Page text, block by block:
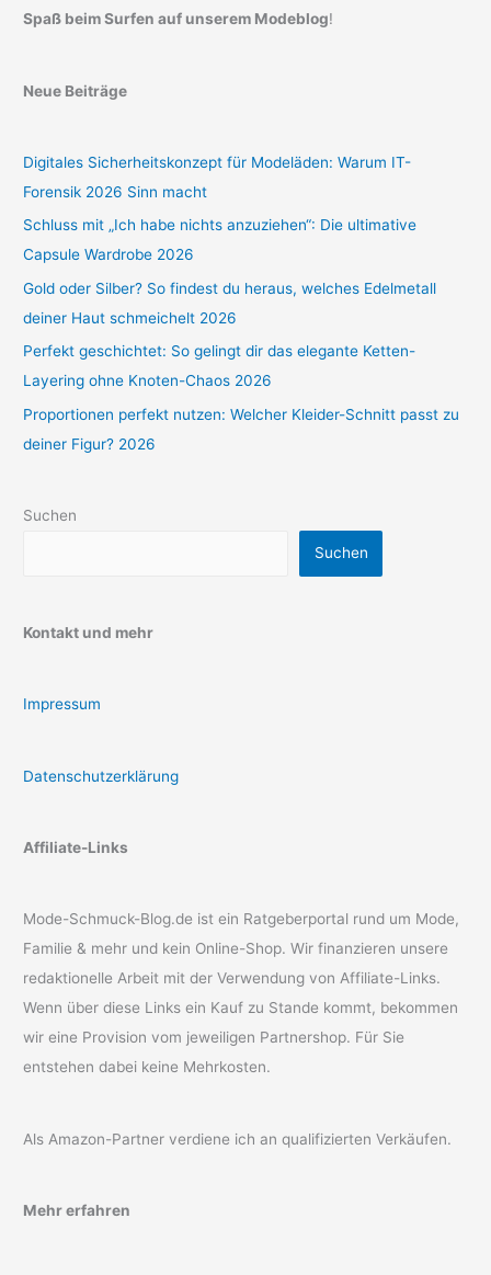
Spaß beim Surfen auf unserem Modeblog!
Neue Beiträge
Digitales Sicherheitskonzept für Modeläden: Warum IT-
Forensik 2026 Sinn macht
Schluss mit „Ich habe nichts anzuziehen“: Die ultimative
Capsule Wardrobe 2026
Gold oder Silber? So findest du heraus, welches Edelmetall
deiner Haut schmeichelt 2026
Perfekt geschichtet: So gelingt dir das elegante Ketten-
Layering ohne Knoten-Chaos 2026
Proportionen perfekt nutzen: Welcher Kleider-Schnitt passt zu
deiner Figur? 2026
Suchen
Suchen
Kontakt und mehr
Impressum
Datenschutzerklärung
Affiliate-Links
Mode-Schmuck-Blog.de ist ein Ratgeberportal rund um Mode,
Familie & mehr und kein Online-Shop. Wir finanzieren unsere
redaktionelle Arbeit mit der Verwendung von Affiliate-Links.
Wenn über diese Links ein Kauf zu Stande kommt, bekommen
wir eine Provision vom jeweiligen Partnershop. Für Sie
entstehen dabei keine Mehrkosten.
Als Amazon-Partner verdiene ich an qualifizierten Verkäufen.
Mehr erfahren